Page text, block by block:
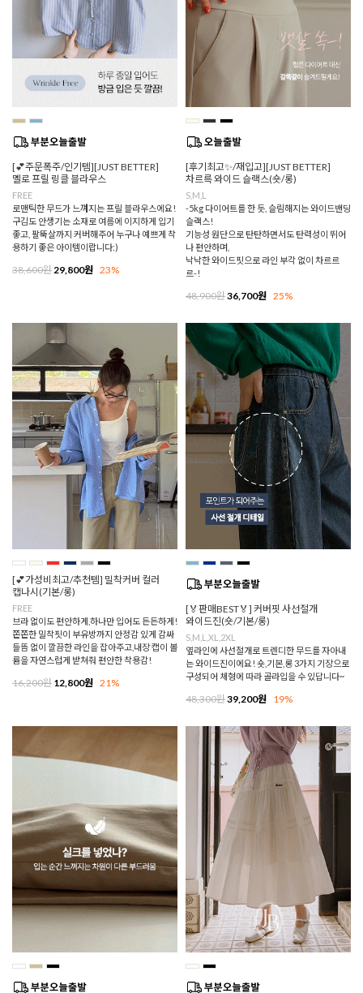
[💕주문폭주/인기템][JUST BETTER]
멜로 프릴 링클 블라우스
FREE
로맨틱한 무드가 느껴지는 프릴 블라우스에요!
구김도 안생기는 소재로 여름에 이지하게 입기
좋고, 팔뚝살까지 커버해주어 누구나 예쁘게 착
용하기 좋은 아이템이랍니다:)
38,600원 29,800원 23%
[후기최고✨/재입고][JUST BETTER]
차르륵 와이드 슬랙스(숏/롱)
S,M,L
-5kg 다이어트를 한 듯, 슬림해지는 와이드밴딩
슬랙스!
기능성 원단으로 탄탄하면서도 탄력성이 뛰어
나 편안하며,
낙낙한 와이드핏으로 라인 부각 없이 차르르
르-!
48,900원36,700원 25%
[💕가성비최고/추천템] 밀착커버 컬러
캡나시(기본/롱)
FREE
브라 없이도 편안하게,하나만 입어도 든든하게!
쫀쫀한 밀착핏이 부유방까지 안정감 있게 감싸
들뜸 없이 깔끔한 라인을 잡아주고,내장 캡이 볼
륨을 자연스럽게 받쳐줘 편안한 착용감!
16,200원 12,800원 21%
[🏅판매BEST🏅] 커버핏 사선절개
와이드진(숏/기본/롱)
S,M,L,XL,2XL
옆라인에 사선절개로 트렌디한 무드를 자아내
는 와이드진이에요! 숏,기본,롱 3가지 기장으로
구성되어 체형에 따라 골라입을 수 있답니다~
48,300원39,200원 19%